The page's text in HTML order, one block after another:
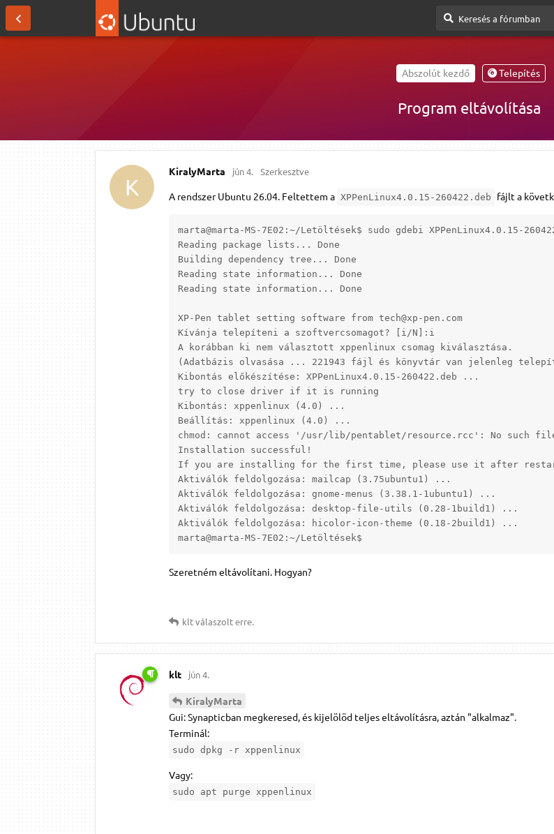
Abszolút kezdő Telepítés
Program eltávolítása
K
KiralyMarta jún 4. Szerkesztve
A rendszer Ubuntu 26.04. Feltettem a XPPenLinux4.0.15-260422.deb fájlt a
marta@marta-MS-7E02:~/Letöltések$ sudo gdebi XPPenLinux4.0.15-
Reading package lists... Done
Building dependency tree... Done
Reading state information... Done
Reading state information... Done
XP-Pen tablet setting software from tech@xp-pen.com
Kívánja telepíteni a szoftvercsomagot? [i/N]:i
A korábban ki nem választott xppenlinux csomag kiválasztása.
(Adatbázis olvasása ... 221943 fájl és könyvtár van jelenleg
Kibontás előkészítése: XPPenLinux4.0.15-260422.deb ...
try to close driver if it is running
Kibontás: xppenlinux (4.0) ...
Beállítás: xppenlinux (4.0) ...
chmod: cannot access '/usr/lib/pentablet/resource.rcc': No such
Installation successful!
If you are installing for the first time, please use it after
Aktiválók feldolgozása: mailcap (3.75ubuntu1) ...
Aktiválók feldolgozása: gnome-menus (3.38.1-1ubuntu1) ...
Aktiválók feldolgozása: desktop-file-utils (0.28-1build1) ...
Aktiválók feldolgozása: hicolor-icon-theme (0.18-2build1) ...
marta@marta-MS-7E02:~/Letöltések$
Szeretném eltávolítani. Hogyan?
kltválaszolt erre.
klt jún 4.
KiralyMarta
Gui: Synapticban megkeresed, és kijelölöd teljes eltávolításra, aztán "alkalmaz".
Terminál:
sudo dpkg -r xppenlinux
Vagy:
sudo apt purge xppenlinux